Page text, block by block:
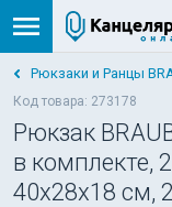
Рюкзаки и Ранцы
Код товара: 273178
Рюкзак
в комплекте,
40х28х18 см,